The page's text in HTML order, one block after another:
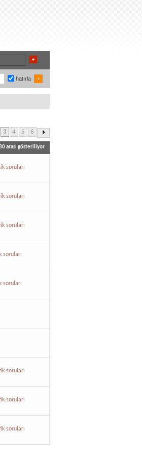
hatırla
3 4 5 6
arası gösteriliyor
soruları
soruları
soruları
soruları
soruları
soruları
soruları
soruları